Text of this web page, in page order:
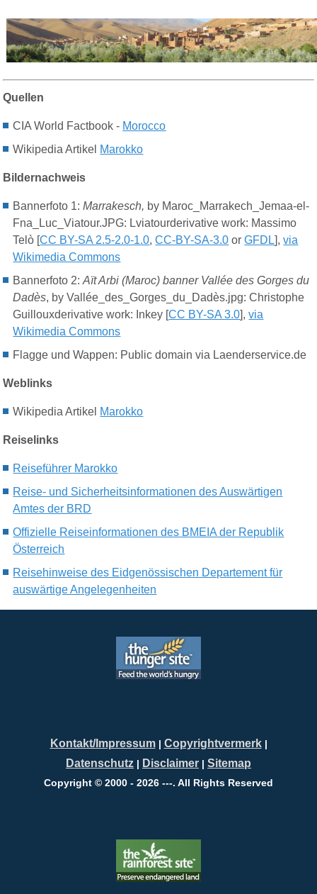
Quellen
CIA World Factbook - Morocco
Wikipedia Artikel Marokko
Bildernachweis
Bannerfoto 1: Marrakesch, by Maroc_Marrakech_Jemaa-el-
Fna_Luc_Viatour.JPG: Lviatourderivative work: Massimo
Telò [CC BY-SA 2.5-2.0-1.0,CC-BY-SA-3.0 orGFDL],via
Wikimedia Commons
Bannerfoto 2:AïtArbi (Maroc)banner Vallée desGorges du
Dadès, byVallée_des_Gorges_du_Dadès.jpg: Christophe
Guillouxderivativework: Inkey [CC BY-SA 3.0],via
Wikimedia Commons
Flagge und Wappen: Public domain via Laenderservice.de
Weblinks
Wikipedia Artikel Marokko
Reiselinks
Reiseführer Marokko
Reise- und Sicherheitsinformationen des Auswärtigen
Amtes der BRD
Offizielle Reiseinformationen des BMEIA der Republik
Österreich
Reisehinweise des Eidgenössischen Departement für
auswärtige Angelegenheiten
Kontakt/Impressum| Copyrightvermerk|
Datenschutz | Disclaimer | Sitemap
Copyright © 2000 - 2026 ---. All Rights Reserved